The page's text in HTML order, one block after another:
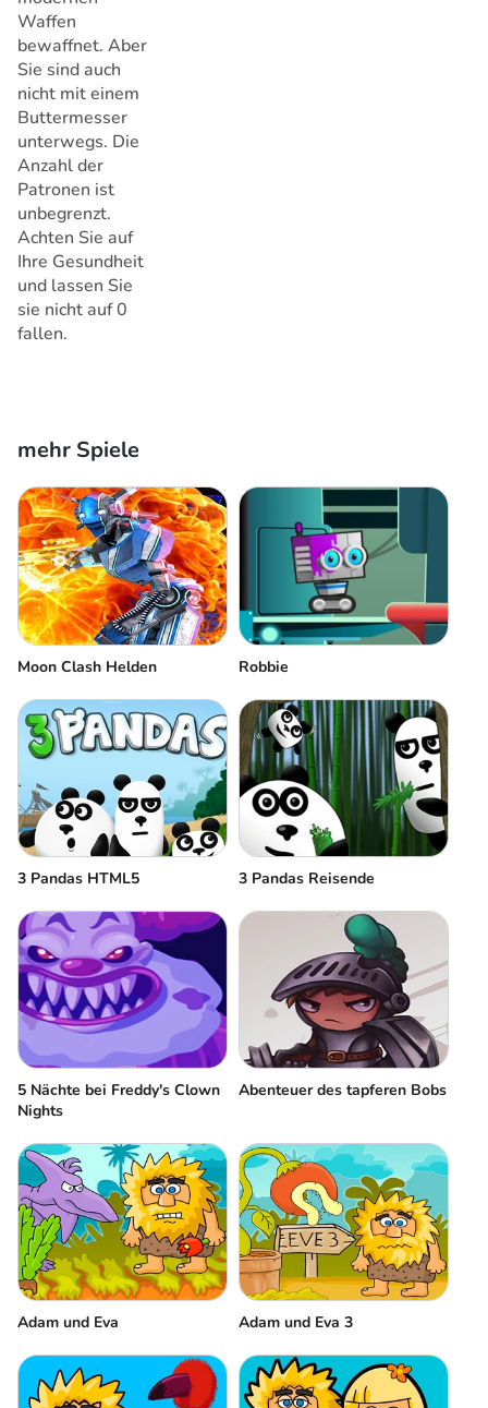
Waffen
bewaffnet. Aber
Sie sind auch
nicht mit einem
Buttermesser
unterwegs. Die
Anzahl der
Patronen ist
unbegrenzt.
Achten Sie auf
Ihre Gesundheit
und lassen Sie
sie nicht auf 0
fallen.
mehr Spiele
Moon Clash Helden Robbie
3 Pandas HTML5 3 Pandas Reisende
5 Nächte bei Freddy's Clown
Nights
Abenteuer des tapferen Bobs
Adam und Eva Adam und Eva 3